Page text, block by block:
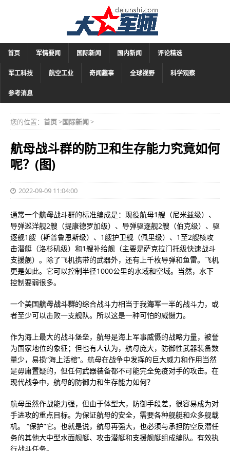
首页 军情要闻 国际新闻 国内新闻 评论精选
军工科技 航空工业 奇闻趣事 全球视野 科学观察
参考消息
您的位置： 首页>国际新闻>
航母战斗群的防卫和生存能力究竟如何
呢？(图)
2022-09-09 11:04:00
通常一个航母战斗群的标准编成是：现役航母1艘（尼米兹级）、
导弹巡洋舰2艘（提康德罗加级）、导弹驱逐舰2艘（伯克级）、驱
逐舰1艘（斯普鲁恩斯级）、1艘护卫舰（佩里级）、1至2艘核攻
击潜艇（洛杉矶级）和1艘补给舰（主要是萨克拉门托级快速战斗
支援舰）。除了飞机携带的武器外，还有上千枚导弹和鱼雷。飞机
更是如此。它可以控制半径1000公里的水域和空域。当然，水下
控制要弱很多。
一个美国航母战斗群的综合战斗力相当于我海军一半的战斗力，或
者至少可以击败一支舰队。所以这是一种可怕的威慑力。
作为海上最大的战斗堡垒，航母是海上军事威慑的战略力量，被誉
为国家地位的象征；但也有人认为，航母庞大，防御性武器装备数
量少，易损“海上活棺”。航母在战争中发挥的巨大威力和作用当然
是毋庸置疑的，但任何武器装备都不可能完全免疫对手的攻击。在
现代战争中，航母的防御力和生存能力如何？
航母虽然作战能力强，但由于体型大，防御手段差，很容易成为对
手进攻的重点目标。为保证航母的安全，需要各种舰艇和众多舰载
机。 “保护”它。也就是说，航母再强大，也必须与承担防空反潜任
务的其他大中型水面舰艇、攻击潜艇和支援舰艇组成编队。有效执
行战斗任务。